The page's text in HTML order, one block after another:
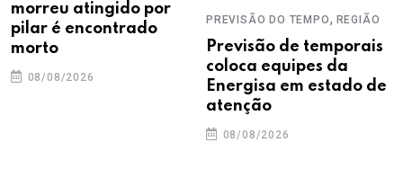
morreu atingido por
pilar é encontrado
morto
08/08/2026
PREVISÃO DO TEMPO, REGIÃO
Previsão de temporais
coloca equipes da
Energisa em estado de
atenção
08/08/2026